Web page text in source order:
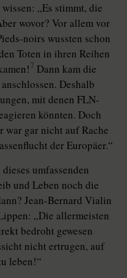
„Es stimmt, die
wovor? Vor allem vor
noirs wussten schon
Toten in ihren Reihen
7 Dann kam die
Deshalb
mit denen FLN-
könnten. Doch
gar nicht auf Rache
der Europäer.“
umfassenden
und Leben noch die
Jean-Bernard Vialin
„Die allermeisten
bedroht gewesen
nicht ertrugen, auf
leben!“